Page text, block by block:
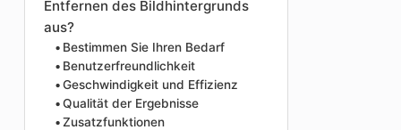
Entfernen des Bildhintergrunds
aus?
Bestimmen Sie Ihren Bedarf
Benutzerfreundlichkeit
Geschwindigkeit und Effizienz
Qualität der Ergebnisse
Zusatzfunktionen